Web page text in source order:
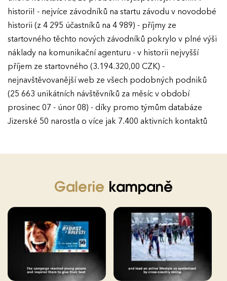
Ročník 2022
Ročník 2021
Ročník 2020
Ročník 2019
Ročník 2018
KONTAKTY
historii! - nejvíce závodníků na startu závodu v novodobé
historii (z 4 295 účastníků na 4 989) - příjmy ze
startovného těchto nových závodníků pokrylo v plné výši
náklady na komunikační agenturu - v historii nejvyšší
příjem ze startovného (3.194.320,00 CZK) -
nejnavštěvovanější web ze všech podobných podniků
(25 663 unikátních návštěvníků za měsíc v období
prosinec 07 - únor 08) - díky promo týmům databáze
Jizerské 50 narostla o více jak 7.400 aktivních kontaktů
Galerie kampaně